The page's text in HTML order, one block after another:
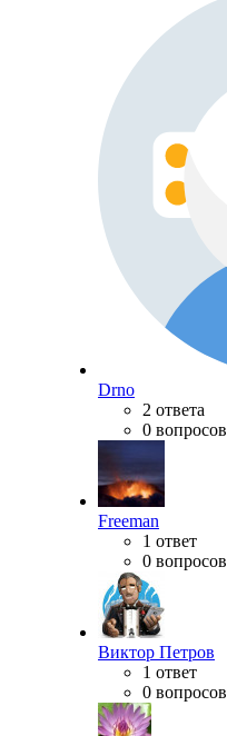
Drno
2 ответа
0 вопросов
Freeman
1 ответ
0 вопросов
Виктор Петров
1 ответ
0 вопросов